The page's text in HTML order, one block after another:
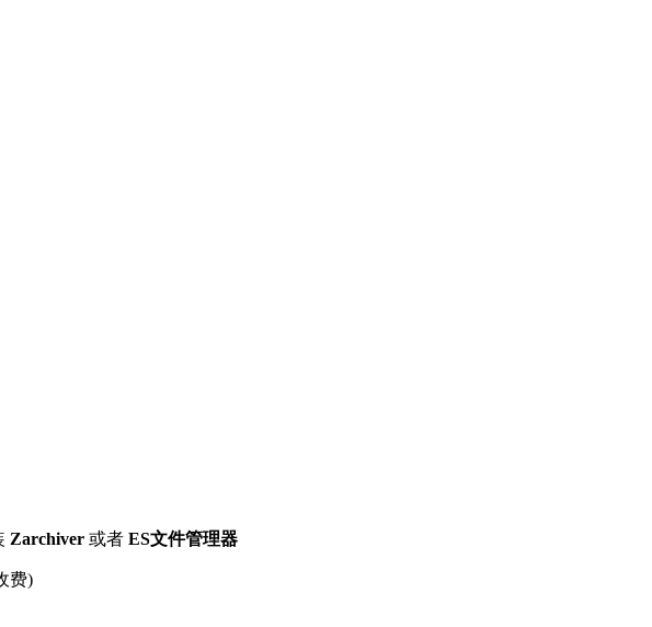
Zarchiver 或者 ES文件管理器
费)